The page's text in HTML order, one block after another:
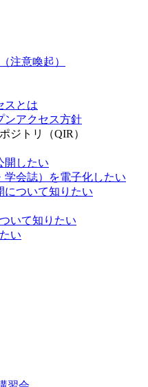
注意喚起）
スとは
ンアクセス方針
ジトリ（QIR）
開したい
学会誌）を電子化したい
について知りたい
いて知りたい
い